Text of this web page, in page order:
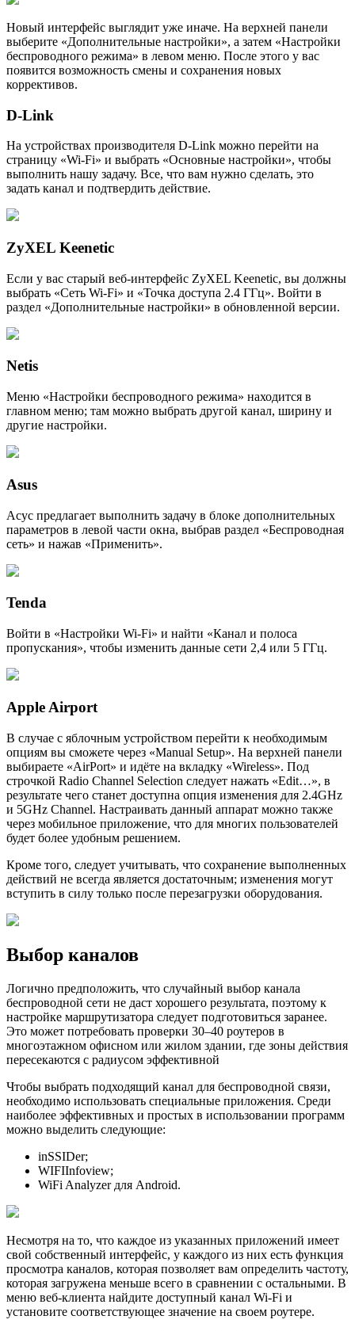
Новый интерфейс выглядит уже иначе. На верхней панели
выберите «Дополнительные настройки», а затем «Настройки
беспроводного режима» в левом меню. После этого у вас
появится возможность смены и сохранения новых
коррективов.
D-Link
На устройствах производителя D-Link можно перейти на
страницу «Wi-Fi» и выбрать «Основные настройки», чтобы
выполнить нашу задачу. Все, что вам нужно сделать, это
задать канал и подтвердить действие.
ZyXEL Keenetic
Если у вас старый веб-интерфейс ZyXEL Keenetic, вы должны
выбрать «Сеть Wi-Fi» и «Точка доступа 2.4 ГГц». Войти в
раздел «Дополнительные настройки» в обновленной версии.
Netis
Меню «Настройки беспроводного режима» находится в
главном меню; там можно выбрать другой канал, ширину и
другие настройки.
Asus
Асус предлагает выполнить задачу в блоке дополнительных
параметров в левой части окна, выбрав раздел «Беспроводная
сеть» и нажав «Применить».
Tenda
Войти в «Настройки Wi-Fi» и найти «Канал и полоса
пропускания», чтобы изменить данные сети 2,4 или 5 ГГц.
Apple Airport
В случае с яблочным устройством перейти к необходимым
опциям вы сможете через «Manual Setup». На верхней панели
выбираете «AirPort» и идёте на вкладку «Wireless». Под
строчкой Radio Channel Selection следует нажать «Edit…», в
результате чего станет доступна опция изменения для 2.4GHz
и 5GHz Channel. Настраивать данный аппарат можно также
через мобильное приложение, что для многих пользователей
будет более удобным решением.
Кроме того, следует учитывать, что сохранение выполненных
действий не всегда является достаточным; изменения могут
вступить в силу только после перезагрузки оборудования.
Выбор каналов
Логично предположить, что случайный выбор канала
беспроводной сети не даст хорошего результата, поэтому к
настройке маршрутизатора следует подготовиться заранее.
Это может потребовать проверки 30–40 роутеров в
многоэтажном офисном или жилом здании, где зоны действия
пересекаются с радиусом эффективной
Чтобы выбрать подходящий канал для беспроводной связи,
необходимо использовать специальные приложения. Среди
наиболее эффективных и простых в использовании программ
можно выделить следующие:
inSSIDer;
WIFIInfoview;
WiFi Analyzer для Android.
Несмотря на то, что каждое из укaзанных приложений имеет
свой собственный интерфейс, у каждого из них есть функция
просмотра каналов, которая позволяет вам определить частоту,
которая загружена меньше всего в сравнении с остальными. В
меню веб-клиента найдите доступный канал Wi-Fi и
установите соответствующее значение на своем роутере.